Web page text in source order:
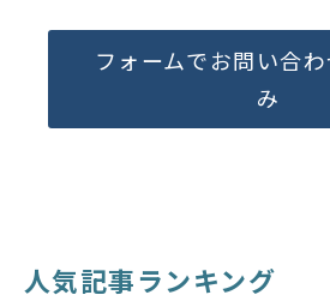
フォームでお問い合
み
人気記事ランキング